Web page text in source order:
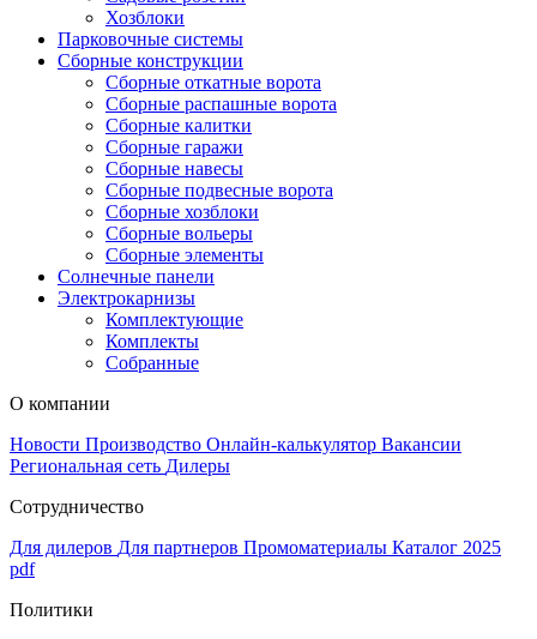
Хозблоки
Парковочные системы
Сборные конструкции
Сборные откатные ворота
Сборные распашные ворота
Сборные калитки
Сборные гаражи
Сборные навесы
Сборные подвесные ворота
Сборные хозблоки
Сборные вольеры
Сборные элементы
Солнечные панели
Электрокарнизы
Комплектующие
Комплекты
Собранные
О компании
Новости Производство Онлайн-калькулятор Вакансии
Региональная сеть Дилеры
Сотрудничество
Для дилеров Для партнеров Промоматериалы Каталог 2025
pdf
Политики